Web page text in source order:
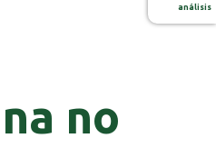
análisis
no